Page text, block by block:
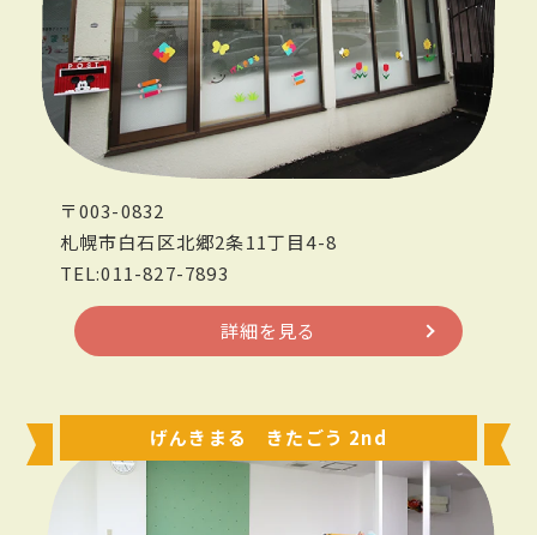
〒003-0832
札幌市白石区北郷2条11丁目4-8
TEL:011-827-7893
詳細を見る
げんきまる きたごう 2nd